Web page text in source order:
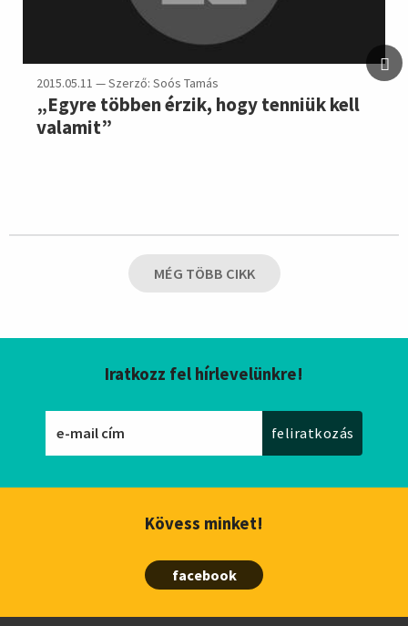
2015.05.11 — Szerző: Soós Tamás
„Egyre többen érzik, hogy tenniük kell
valamit”
MÉG TÖBB CIKK
Iratkozz fel hírlevelünkre!
Kövess minket!
facebook